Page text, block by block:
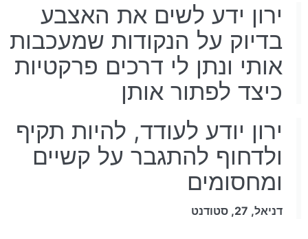
ירון ידע לשים את האצבע
בדיוק על הנקודות שמעכבות
אותי ונתן לי דרכים פרקטיות
כיצד לפתור אותן
ירון יודע לעודד, להיות תקיף
ולדחוף להתגבר על קשיים
ומחסומים
דניאל, 27, סטודנט